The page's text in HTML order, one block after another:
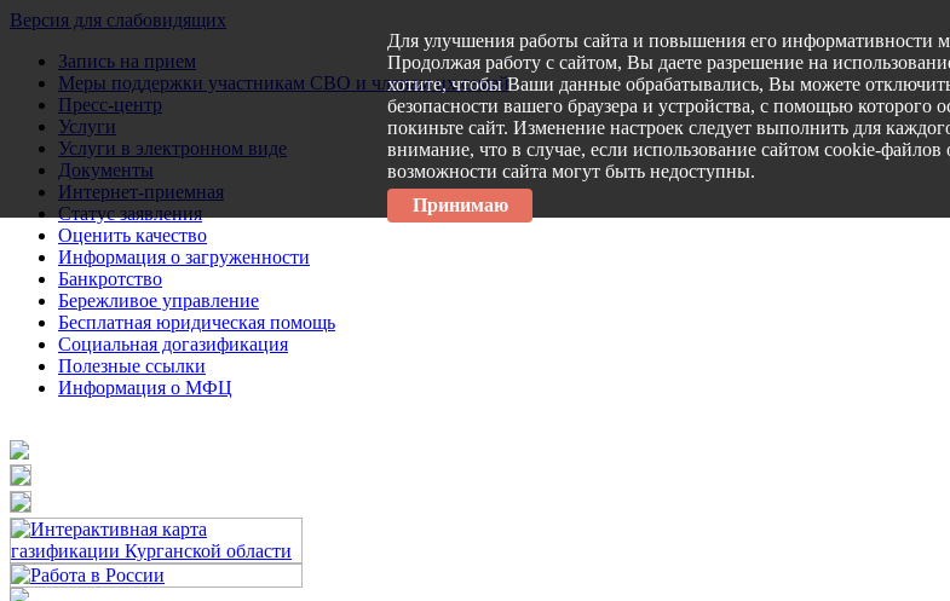
Версия для слабовидящих
Запись на прием
Меры поддержки участникам СВО и членам их семей
Пресс-центр
Услуги
Услуги в электронном виде
Документы
Интернет-приемная
Статус заявления
Оценить качество
Информация о загруженности
Банкротство
Бережливое управление
Бесплатная юридическая помощь
Социальная догазификация
Полезные ссылки
Информация о МФЦ
Для улучшения работы сайта и повышения его информативности
Продолжая работу с сайтом, Вы даете разрешение на
хотите, чтобы Ваши данные обрабатывались, Вы можете
безопасности вашего браузера и устройства, с помощью которого
покиньте сайт. Изменение настроек следует выполнить для
внимание, что в случае, если использование сайтом cookie-
возможности сайта могут быть недоступны.
Принимаю